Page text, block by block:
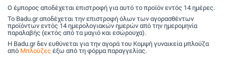
από εκτύπωση σε 3D.
Ο έμπορος αποδέχεται επιστροφή για αυτό το προϊόν εντός 14 ημέρες.
Το Badu.gr αποδέχεται την επιστροφή όλων των αγορασθέντων
προϊόντων εντός 14 ημερολογιακών ημερών από την ημερομηνία
παραλαβής (εκτός από τα μαγιό και εσώρουχα).
Η Badu.gr δεν ευθύνεται για την αγορά του Κομψή γυναικεία μπλούζα
από Μπλούζες έξω από τη φόρμα παραγγελίας.